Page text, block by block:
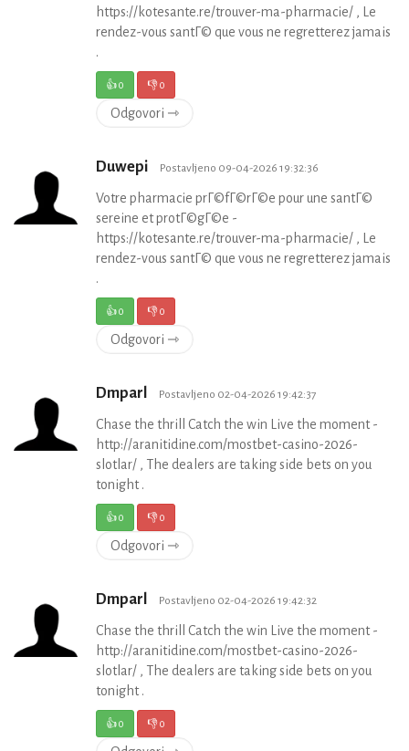
https://kotesante.re/trouver-ma-pharmacie/ , Le
rendez-vous santГ© que vous ne regretterez jamais
.
👍0 👎0
Odgovori ⇾
Duwepi Postavljeno 09-04-2026 19:32:36
Votre pharmacie prГ©fГ©rГ©e pour une santГ©
sereine et protГ©gГ©e -
https://kotesante.re/trouver-ma-pharmacie/ , Le
rendez-vous santГ© que vous ne regretterez jamais
.
👍0 👎0
Odgovori ⇾
Dmparl Postavljeno 02-04-2026 19:42:37
Chase the thrill Catch the win Live the moment -
http://aranitidine.com/mostbet-casino-2026-
slotlar/ , The dealers are taking side bets on you
tonight .
👍0 👎0
Odgovori ⇾
Dmparl Postavljeno 02-04-2026 19:42:32
Chase the thrill Catch the win Live the moment -
http://aranitidine.com/mostbet-casino-2026-
slotlar/ , The dealers are taking side bets on you
tonight .
👍0 👎0